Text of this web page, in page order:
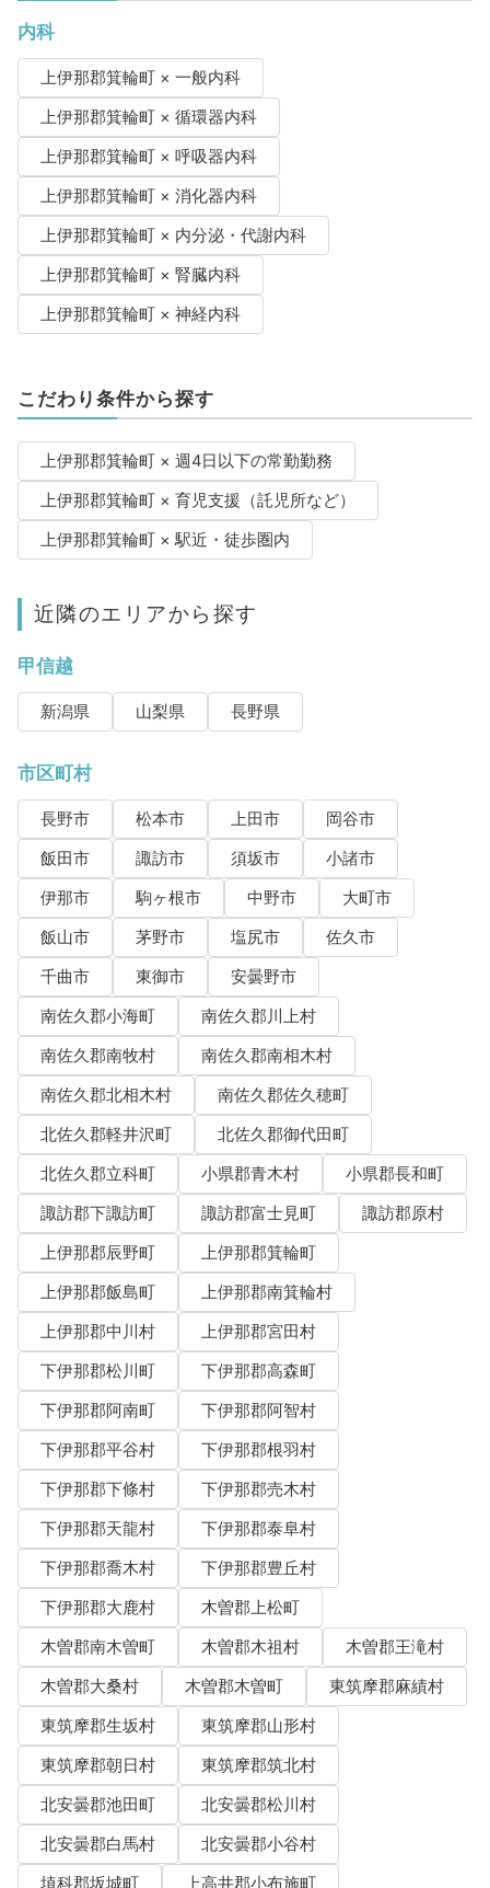
内科
上伊那郡箕輪町 × 一般内科
上伊那郡箕輪町 × 循環器内科
上伊那郡箕輪町 × 呼吸器内科
上伊那郡箕輪町 × 消化器内科
上伊那郡箕輪町 × 内分泌・代謝内科
上伊那郡箕輪町 × 腎臓内科
上伊那郡箕輪町 × 神経内科
こだわり条件から探す
上伊那郡箕輪町 × 週4日以下の常勤勤務
上伊那郡箕輪町 × 育児支援（託児所など）
上伊那郡箕輪町 × 駅近・徒歩圏内
近隣のエリアから探す
甲信越
新潟県 山梨県 長野県
市区町村
長野市 松本市 上田市
岡谷市
飯田市
諏訪市 須坂市
小諸市
伊那市
駒ヶ根市 中野市
大町市
飯山市
茅野市 塩尻市
佐久市
千曲市
東御市
安曇野市
南佐久郡小海町
南佐久郡川上村
南佐久郡南牧村
南佐久郡南相木村
南佐久郡北相木村
南佐久郡佐久穂町
北佐久郡軽井沢町
北佐久郡御代田町
北佐久郡立科町
小県郡青木村
小県郡長和町
諏訪郡下諏訪町
諏訪郡富士見町
諏訪郡原村
上伊那郡辰野町
上伊那郡箕輪町
上伊那郡飯島町
上伊那郡南箕輪村
上伊那郡中川村
上伊那郡宮田村
下伊那郡松川町
下伊那郡高森町
下伊那郡阿南町
下伊那郡阿智村
下伊那郡平谷村
下伊那郡根羽村
下伊那郡下條村
下伊那郡売木村
下伊那郡天龍村
下伊那郡泰阜村
下伊那郡喬木村
下伊那郡豊丘村
下伊那郡大鹿村
木曽郡上松町
木曽郡南木曽町
木曽郡木祖村
木曽郡王滝村
木曽郡大桑村
木曽郡木曽町
東筑摩郡麻績村
東筑摩郡生坂村
東筑摩郡山形村
東筑摩郡朝日村
東筑摩郡筑北村
北安曇郡池田町
北安曇郡松川村
北安曇郡白馬村
北安曇郡小谷村
埴科郡坂城町
上高井郡小布施町